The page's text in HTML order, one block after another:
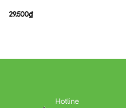
29.500₫
Hotline